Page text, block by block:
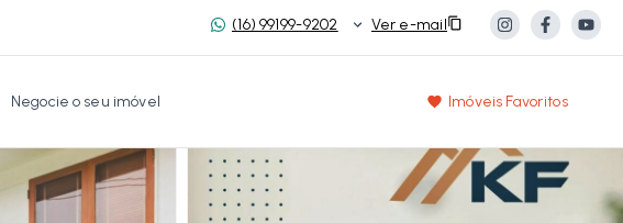
(16) 99199-9202 Ver e-mail
Negocie o seu imóvel Imóveis Favoritos